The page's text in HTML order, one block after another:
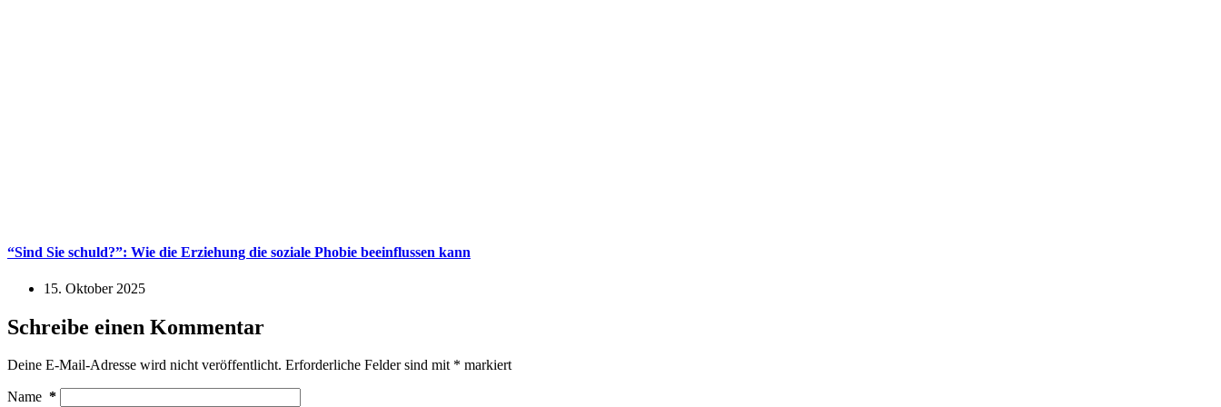
“Sind Sie schuld?”: Wie die Erziehung die soziale Phobie beeinflussen kann
15. Oktober 2025
Schreibe einen Kommentar
Deine E-Mail-Adresse wird nicht veröffentlicht. Erforderliche Felder sind mit * markiert
Name *